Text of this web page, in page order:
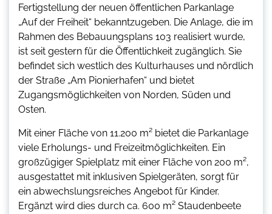
Fertigstellung der neuen öffentlichen Parkanlage
„Auf der Freiheit“ bekanntzugeben. Die Anlage, die im
Rahmen des Bebauungsplans 103 realisiert wurde,
ist seit gestern für die Öffentlichkeit zugänglich. Sie
befindet sich westlich des Kulturhauses und nördlich
der Straße „Am Pionierhafen“ und bietet
Zugangsmöglichkeiten von Norden, Süden und
Osten.
Mit einer Fläche von 11.200 m² bietet die Parkanlage
viele Erholungs- und Freizeitmöglichkeiten. Ein
großzügiger Spielplatz mit einer Fläche von 200 m²,
ausgestattet mit inklusiven Spielgeräten, sorgt für
ein abwechslungsreiches Angebot für Kinder.
Ergänzt wird dies durch ca. 600 m² Staudenbeete